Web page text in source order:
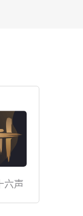
六声